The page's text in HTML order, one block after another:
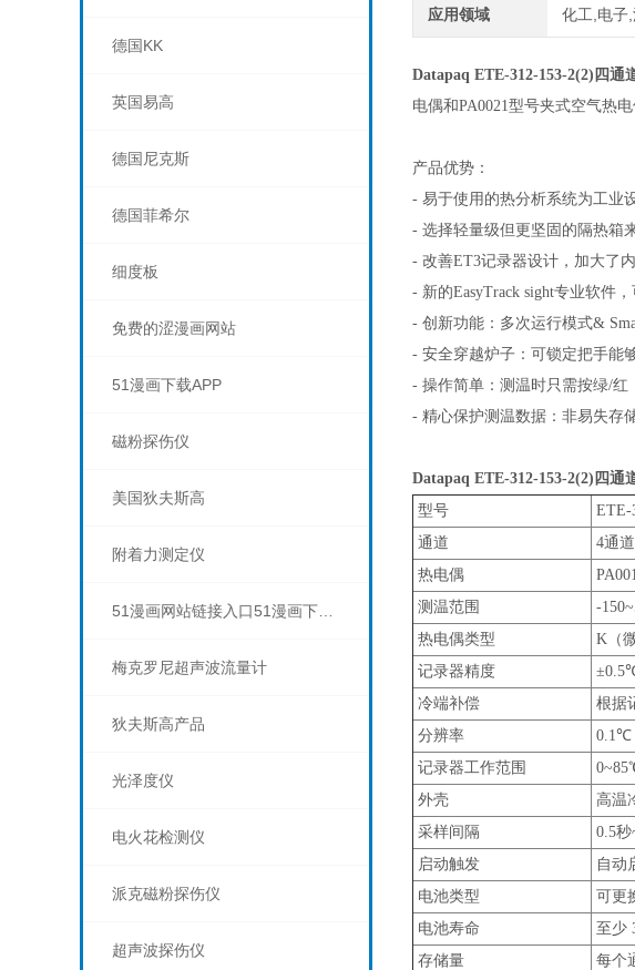
德国KK
英国易高
德国尼克斯
德国菲希尔
细度板
免费的涩漫画网站
51漫画下载APP
磁粉探伤仪
美国狄夫斯高
附着力测定仪
51漫画网站链接入口51漫画下载APP
梅克罗尼超声波流量计
狄夫斯高产品
光泽度仪
电火花检测仪
派克磁粉探伤仪
超声波探伤仪
应用领域 化工,电子
Datapaq ETE-312-153-2(2)四通
电偶和PA0021型号夹式空气热电偶
产品优势：
- 易于使用的热分析系统为工业
- 选择轻量级但更坚固的隔热箱
- 改善ET3记录器设计，加大了
- 新的EasyTrack sight专业软件
- 创新功能：多次运行模式&
- 安全穿越炉子：可锁定把手能
- 操作简单：测温时只需按绿/红
- 精心保护测温数据：非易失存
Datapaq ETE-312-153-2(2)四通
型号
ETE-
通道
4通道
热电偶
测温范围
-
热电偶类型
K（
记录器精度
冷端补偿
根据
分辨率
0.1℃
记录器工作范围
外壳
高温
采样间隔
0.5秒
启动触发
自动
电池类型
可更
电池寿命
至少
存储量
每个